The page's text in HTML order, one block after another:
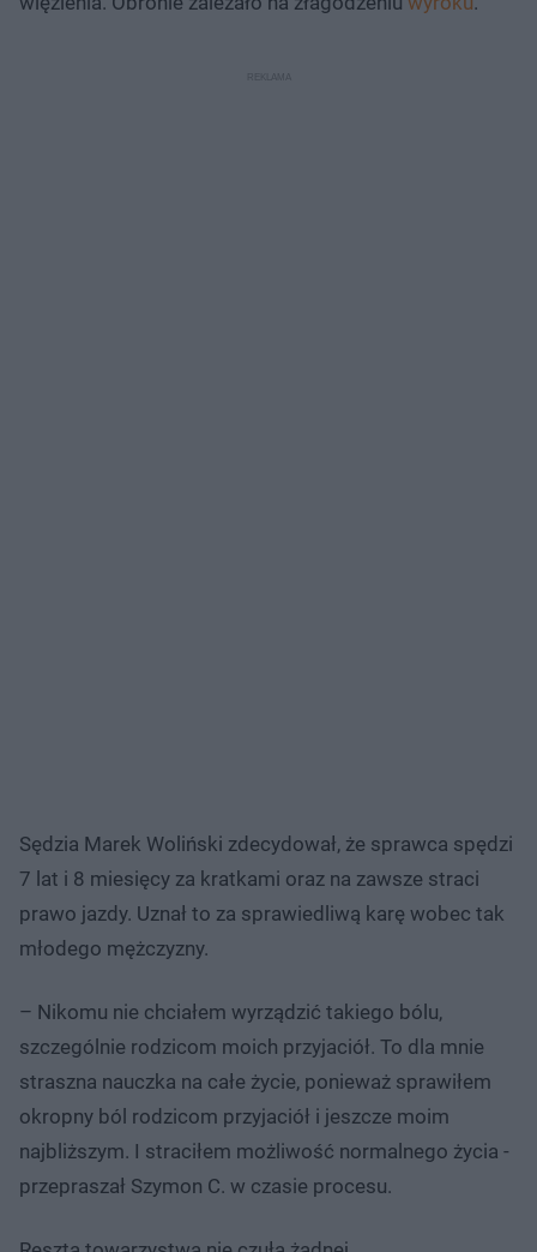
Sędzia Marek Woliński zdecydował, że sprawca spędzi
7 lat i 8 miesięcy za kratkami oraz na zawsze straci
prawo jazdy. Uznał to za sprawiedliwą karę wobec tak
młodego mężczyzny.
– Nikomu nie chciałem wyrządzić takiego bólu,
szczególnie rodzicom moich przyjaciół. To dla mnie
straszna nauczka na całe życie, ponieważ sprawiłem
okropny ból rodzicom przyjaciół i jeszcze moim
najbliższym. I straciłem możliwość normalnego życia -
przepraszał Szymon C. w czasie procesu.